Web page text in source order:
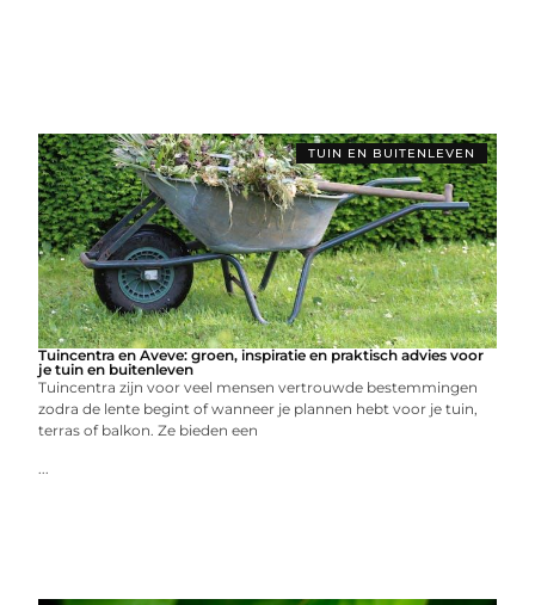
TUIN EN BUITENLEVEN
Tuincentra en Aveve: groen, inspiratie en praktisch advies voor
je tuin en buitenleven
Tuincentra zijn voor veel mensen vertrouwde bestemmingen
zodra de lente begint of wanneer je plannen hebt voor je tuin,
terras of balkon. Ze bieden een
...